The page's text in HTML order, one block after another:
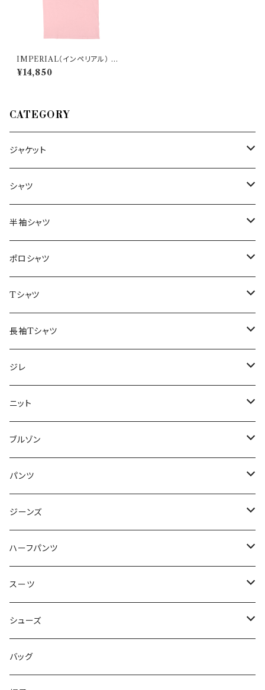
IMPERIAL（インペリアル） U
ネック半袖Tシャツ TC15HCV
TD 33120
¥14,850
CATEGORY
ジャケット
～44/S
46/M
48/L
50/XL～
シャツ
～44/S
46/M
48/L
50/XL～
半袖シャツ
～44/S
46/M
48/L
50/XL～
ポロシャツ
～44/S
46/M
48/L
50/XL～
Tシャツ
～44/S
46/M
48/L
50/XL～
長袖Tシャツ
～44/S
46/M
48/L
50/XL～
ジレ
～44/S
46/M
48/L
50/XL～
ニット
～44/S
46/M
48/L
50/XL～
ブルゾン
～44/S
46/M
48/L
50/XL～
パンツ
～44/S
46/M
48/L
50/XL～
ジーンズ
～44/S
46/M
48/L
50/XL～
ハーフパンツ
～44/S
46/M
48/L
スーツ
～44/S
46/M
シューズ
～25.5cm
バッグ